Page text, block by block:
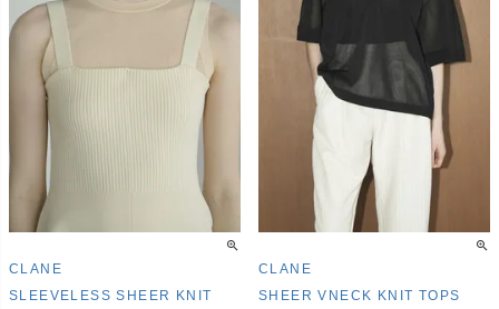
CLANE
SLEEVELESS SHEER KNIT
CLANE
SHEER VNECK KNIT TOPS